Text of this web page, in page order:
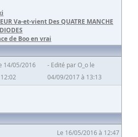
Va-et-vient Des QUATRE MANCHE
de Boo en vrai
14/05/2016
Edité par O_o le
04/09/2017 à 13:13
Le 16/05/2016 à 12:47